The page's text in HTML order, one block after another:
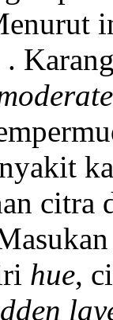
citra
hue,